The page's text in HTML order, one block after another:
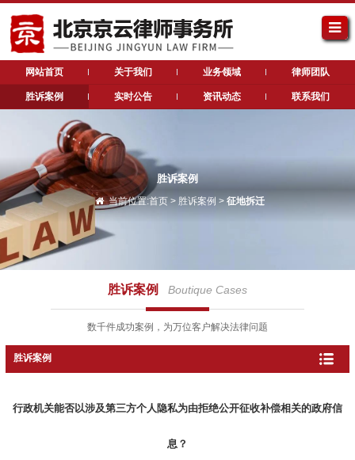
网站首页 关于我们 业务领域 律师团队
胜诉案例 实时公告 资讯动态 联系我们
胜诉案例
当前位置:首页> 胜诉案例 > 征地拆迁
胜诉案例 Boutique Cases
数千件成功案例，为万位客户解决法律问题
胜诉案例
行政机关能否以涉及第三方个人隐私为由拒绝公开征收补偿相关的政府信
息？